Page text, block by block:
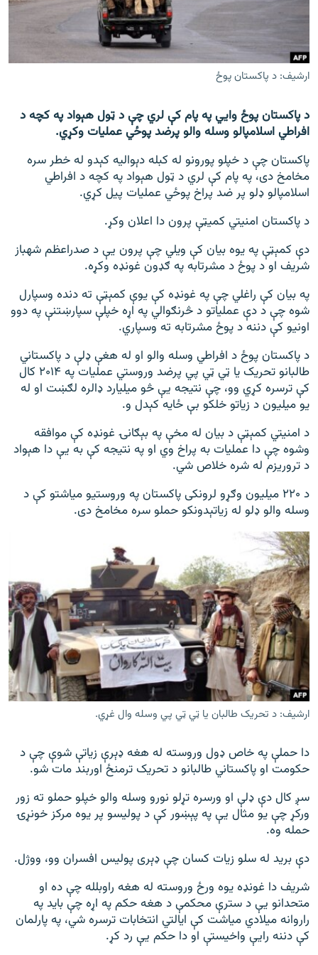
اړیکه
دري پاڼه
Azadi English
راسره ملګري شئ
د ازادې اروپا/ ازادي راډيو ټولې پاڼې
ارشیف: د پاکستان پوځ
د پاکستان پوځ وايي په پام کې لري چې د ټول هېواد په کچه د
افراطي اسلامپالو وسله والو پرضد پوځي عملیات وکړي.
پاکستان چې د خپلو پورونو له کبله دېوالیه کېدو له خطر سره
مخامخ دی، په پام کې لري د ټول هېواد په کچه د افراطي
اسلامپالو ډلو پر ضد پراخ پوځي عملیات پیل کړي.
د پاکستان امنیتي کمیټې پرون دا اعلان وکړ.
دې کمېټې په یوه بیان کې ویلي چې پرون یې د صدراعظم شهباز
شریف او د پوځ د مشرتابه په ګډون غونډه وکړه.
په بیان کې راغلي چې په غونډه کې یوې کمېټې ته دنده وسپارل
شوه چې د دې عملیاتو د څرنګوالي په اړه خپلې سپارښتنې په دوو
اونیو کې دننه د پوځ مشرتابه ته وسپاري.
د پاکستان پوځ د افراطي وسله والو او له هغې ډلې د پاکستاني
طالبانو تحریک یا ټي ټي پي پرضد وروستي عملیات په ۲۰۱۴ کال
کې ترسره کړي وو، چې نتیجه یې څو میلیارد ډالره لګښت او له
یو میلیون د زیاتو خلکو بې ځایه کېدل و.
د امنیتي کمېټې د بیان له مخې په بېګانۍ غونډه کې موافقه
وشوه چې دا عملیات به پراخ وي او په نتیجه کې به یې دا هېواد
د تروریزم له شره خلاص شي.
د ۲۲۰ میلیون وګړو لرونکی پاکستان په وروستیو میاشتو کې د
وسله والو ډلو له زیاتېدونکو حملو سره مخامخ دی.
ارشیف: د تحریک طالبان یا ټي ټي پي وسله وال غړي.
دا حملې په خاص ډول وروسته له هغه ډېرې زیاتې شوې چې د
حکومت او پاکستاني طالبانو د تحریک ترمنځ اوربند مات شو.
سږ کال دې ډلې او ورسره تړلو نورو وسله والو خپلو حملو ته زور
ورکړ چې یو مثال یې په پېښور کې د پولیسو پر یوه مرکز خونړۍ
حمله وه.
دې برید له سلو زیات کسان چې ډېری پولیس افسران وو، ووژل.
شریف دا غونډه یوه ورځ وروسته له هغه راوبلله چې ده او
متحدانو یې د سترې محکمې د هغه حکم په اړه چې باید په
راروانه میلادي میاشت کې ایالتي انتخابات ترسره شي، په پارلمان
کې دننه رایې واخیستې او دا حکم یې رد کړ.